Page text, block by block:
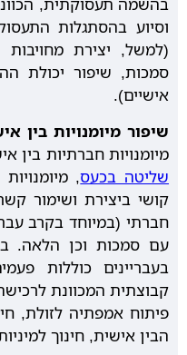
וסיוע בהסתגלות
(למשל, יצירת
סמכות, שיפור יכולת
אישיים).
שיפור מיומנויות בין
מיומנויות חברתיות בין
שליטה בכעס,
קושי ביצירת ושימור
חברתי (במיוחד בקרב
עם סמכות וכן הלאה.
בעבריינים כוללות
קבוצתית המכוונת לרכישת
פיתוח אמפתיה לזולת,
הבין אישית, חינוך